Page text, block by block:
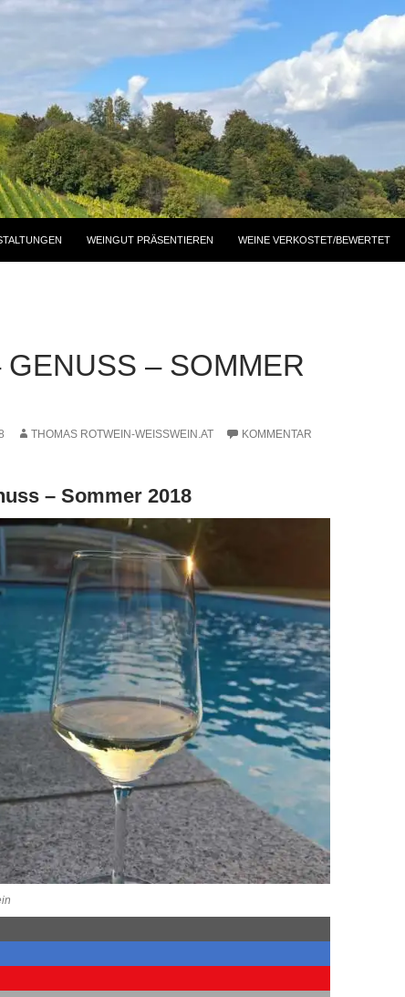
WEINGUT PRÄSENTIEREN WEINE VERKOSTET/BEWERTET
GENUSS – SOMMER
THOMAS ROTWEIN-WEISSWEIN.AT
KOMMENTAR
– Sommer 2018